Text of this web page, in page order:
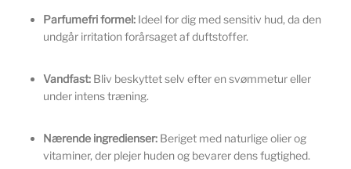
Parfumefri formel: Ideel for dig med sensitiv hud, da den
undgår irritation forårsaget af duftstoffer.
Vandfast: Bliv beskyttet selv efter en svømmetur eller
under intens træning.
Nærende ingredienser: Beriget med naturlige olier og
vitaminer, der plejer huden og bevarer dens fugtighed.